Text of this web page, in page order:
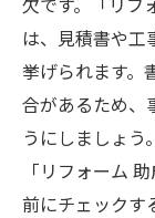
は、見積書や工
挙げられます。
合があるため、
うにしましょう
「リフォーム
前にチェックす